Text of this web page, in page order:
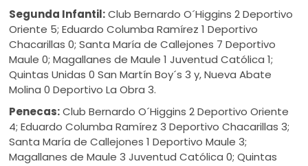
Segunda Infantil:Club Bernardo O´Higgins 2 Deportivo
Oriente 5; Eduardo Columba Ramírez 1 Deportivo
Chacarillas 0; Santa María de Callejones 7 Deportivo
Maule 0; Magallanes de Maule 1 Juventud Católica 1;
Quintas Unidas 0 San Martín Boy´s 3 y, Nueva Abate
Molina 0 Deportivo La Obra 3.
Penecas:Club Bernardo O´Higgins 2 Deportivo Oriente
4; Eduardo Columba Ramírez 3 Deportivo Chacarillas 3;
Santa María de Callejones 1 Deportivo Maule 3;
Magallanes de Maule 3 Juventud Católica 0; Quintas